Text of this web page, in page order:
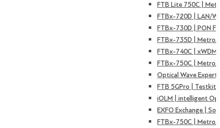
FTB Lite 750C |
FTBx-720D | LAN/
FTBx-730D | PON
FTBx-735D | Metro/
FTBx-740C | xWDM
FTBx-750C | Metro/
Optical Wave Expert
FTB 5GPro | Testkit
iOLM | intelligent
EXFO Exchange |
FTBx-750C | Metro/